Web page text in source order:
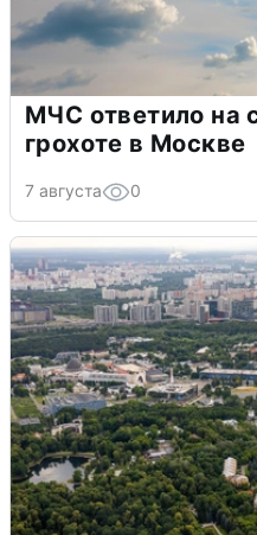
МЧС ответило на
грохоте в Москве
7 августа 0